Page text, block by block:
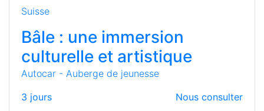
Suisse
Bâle : une immersion
culturelle et artistique
Autocar - Auberge de jeunesse
3 jours Nous consulter